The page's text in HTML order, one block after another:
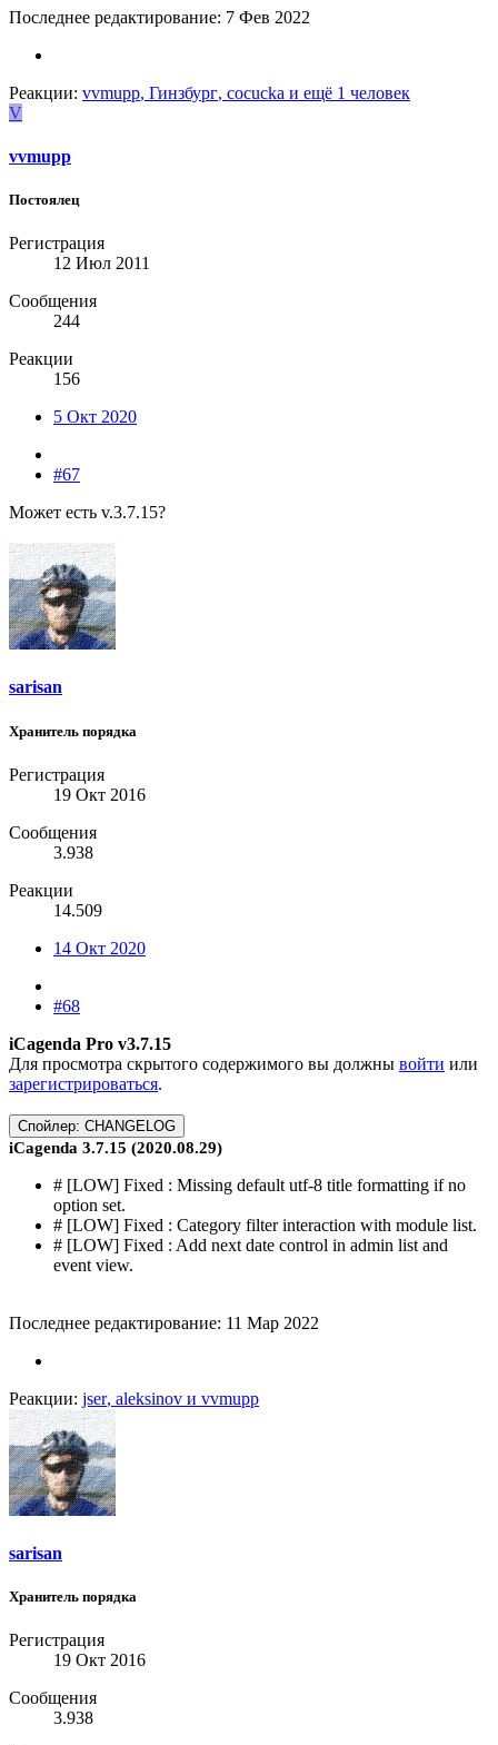
Последнее редактирование: 7 Фев 2022
Реакции: vvmupp, Гинзбург, cocucka и ещё 1 человек
V
vvmupp
Постоялец
Регистрация
12 Июл 2011
Сообщения
244
Реакции
156
5 Окт 2020
#67
Может есть v.3.7.15?
sarisan
Хранитель порядка
Регистрация
19 Окт 2016
Сообщения
3.938
Реакции
14.509
14 Окт 2020
#68
iCagenda Pro v3.7.15
Для просмотра скрытого содержимого вы должны войти или
зарегистрироваться.
Спойлер: CHANGELOG
iCagenda 3.7.15 (2020.08.29)
# [LOW] Fixed : Missing default utf-8 title formatting if no
option set.
# [LOW] Fixed : Category filter interaction with module list.
# [LOW] Fixed : Add next date control in admin list and
event view.
Последнее редактирование: 11 Мар 2022
Реакции: jser, aleksinov и vvmupp
sarisan
Хранитель порядка
Регистрация
19 Окт 2016
Сообщения
3.938